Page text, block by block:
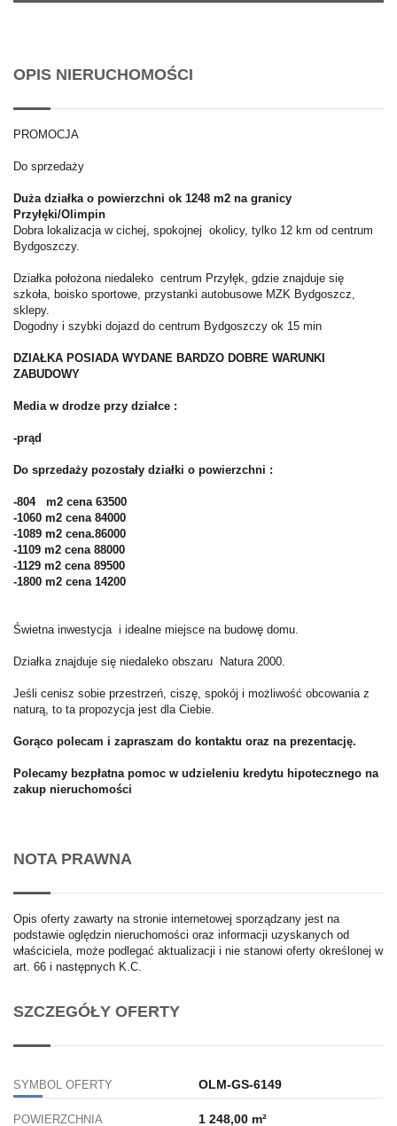
OPIS NIERUCHOMOŚCI
PROMOCJA
Do sprzedaży
Duża działka o powierzchni ok 1248 m2 na granicy
Przyłęki/Olimpin
Dobra lokalizacja w cichej, spokojnej okolicy, tylko 12 km od centrum
Bydgoszczy.
Działka położona niedaleko centrum Przyłęk, gdzie znajduje się
szkoła, boisko sportowe, przystanki autobusowe MZK Bydgoszcz,
sklepy.
Dogodny i szybki dojazd do centrum Bydgoszczy ok 15 min
DZIAŁKA POSIADA WYDANE BARDZO DOBRE WARUNKI
ZABUDOWY
Media w drodze przy działce :
-prąd
Do sprzedaży pozostały działki o powierzchni :
-804 m2 cena 63500
-1060 m2 cena 84000
-1089 m2 cena.86000
-1109 m2 cena 88000
-1129 m2 cena 89500
-1800 m2 cena 14200
Świetna inwestycja i idealne miejsce na budowę domu.
Działka znajduje się niedaleko obszaru Natura 2000.
Jeśli cenisz sobie przestrzeń, ciszę, spokój i możliwość obcowania z
naturą, to ta propozycja jest dla Ciebie.
Gorąco polecam i zapraszam do kontaktu oraz na prezentację.
Polecamy bezpłatna pomoc w udzieleniu kredytu hipotecznego na
zakup nieruchomości
NOTA PRAWNA
Opis oferty zawarty na stronie internetowej sporządzany jest na
podstawie oględzin nieruchomości oraz informacji uzyskanych od
właściciela, może podlegać aktualizacji i nie stanowi oferty określonej w
art. 66 i następnych K.C.
SZCZEGÓŁY OFERTY
SYMBOL OFERTY OLM-GS-6149
POWIERZCHNIA 1 248,00 m²